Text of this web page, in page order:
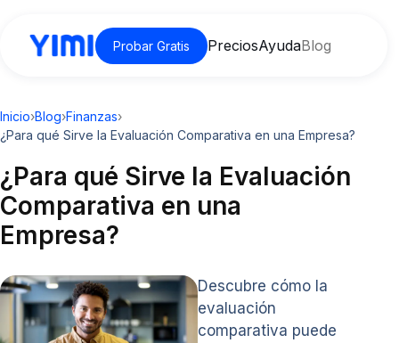
Probar Gratis PreciosAyudaBlog
Inicio›Blog›Finanzas›
¿Para qué Sirve la Evaluación Comparativa en una Empresa?
¿Para qué Sirve la Evaluación
Comparativa en una
Empresa?
Descubre cómo la
evaluación
comparativa puede